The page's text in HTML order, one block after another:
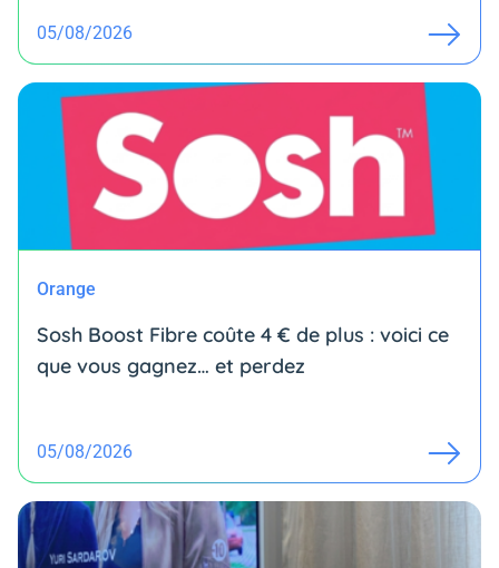
05/08/2026
Orange
Sosh Boost Fibre coûte 4 € de plus : voici ce
que vous gagnez… et perdez
05/08/2026